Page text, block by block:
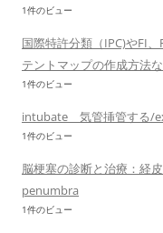
1件のビュー
国際特許分類（IPC)やFI
テントマップの作成方法
1件のビュー
intubate 気管挿管する/
1件のビュー
脳梗塞の診断と治療：経
penumbra
1件のビュー